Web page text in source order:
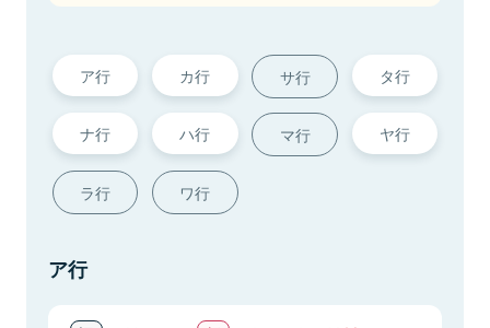
ア行 カ行 サ行 タ行
ナ行 ハ行 マ行 ヤ行
ラ行 ワ行
ア行